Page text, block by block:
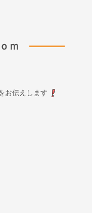
ｍ
お伝えします